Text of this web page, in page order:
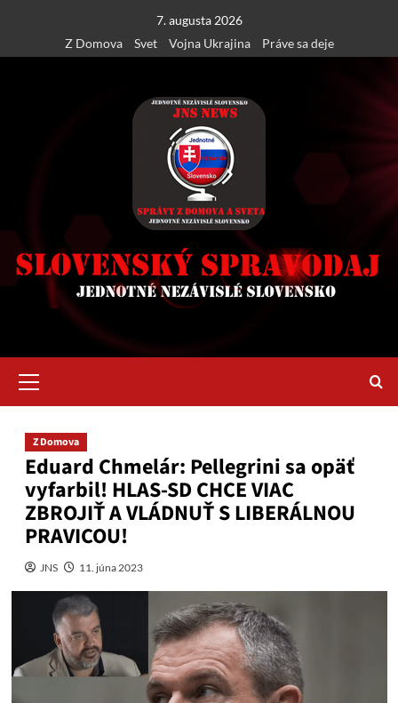
content
7. augusta 2026
Z Domova
Svet Vojna Ukrajina Práve sa deje
Menu
Z Domova
Eduard Chmelár: Pellegrini sa opäť
vyfarbil! HLAS-SD CHCE VIAC
ZBROJIŤ A VLÁDNUŤ S LIBERÁLNOU
PRAVICOU!
JNS 11. júna 2023